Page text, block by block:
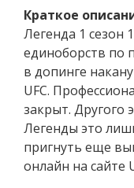
Краткое
Легенда 1 сезон
единоборств по
в допинге
UFC.
закрыт. Другого
Легенды это
пригнуть еще
онлайн на сайте